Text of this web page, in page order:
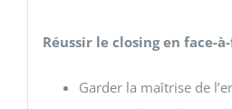
Réussir le closing en face-
Garder la maîtrise de